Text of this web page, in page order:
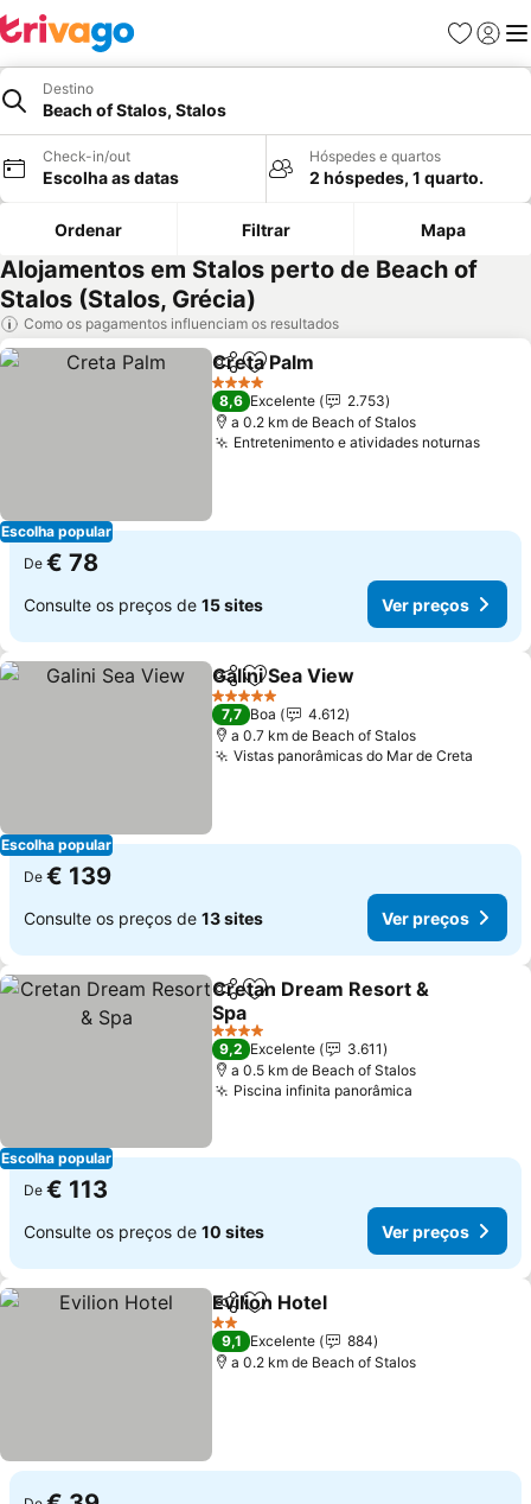
Favoritos
Iniciar
Destino
Beach of Stalos, Stalos
Check-in/out
Escolha as datas
Hóspedes e quartos
2 hóspedes, 1 quarto.
Ordenar Filtrar Mapa
Alojamentos em Stalos perto de Beach of
Stalos (Stalos, Grécia)
Como os pagamentos influenciam os resultados
Escolha popular
PartilharAdicionar aos favoritos
Creta Palm
4 Estrelas
8,6 Excelente
2.753
a 0.2 km de Beach of Stalos
Entretenimento e atividades noturnas
De € 78
Consulte os preços de 15 sites Ver preços
Escolha popular
PartilharAdicionar aos favoritos
Galini Sea View
5 Estrelas
7,7 Boa
4.612
a 0.7 km de Beach of Stalos
Vistas panorâmicas do Mar de Creta
De € 139
Consulte os preços de 13 sites Ver preços
Escolha popular
PartilharAdicionar aos favoritos
Cretan Dream Resort &
Spa
4 Estrelas
9,2 Excelente
3.611
a 0.5 km de Beach of Stalos
Piscina infinita panorâmica
De € 113
Consulte os preços de 10 sites Ver preços
PartilharAdicionar aos favoritos
Evilion Hotel
2 Estrelas
9,1 Excelente
884
a 0.2 km de Beach of Stalos